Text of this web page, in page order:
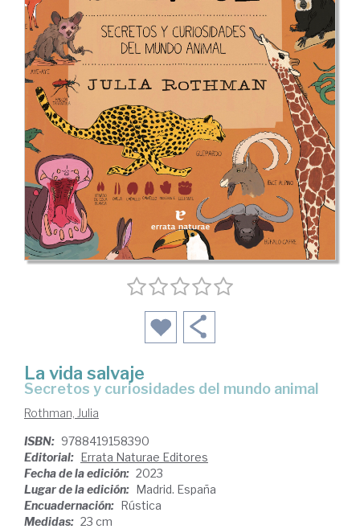
La vida salvaje
secretos y curiosidades del mundo animal
Rothman, Julia
ISBN: 9788419158390
Editorial: Errata Naturae Editores
Fecha de la edición: 2023
Lugar de la edición: Madrid. España
Encuadernación: Rústica
Medidas: 23 cm